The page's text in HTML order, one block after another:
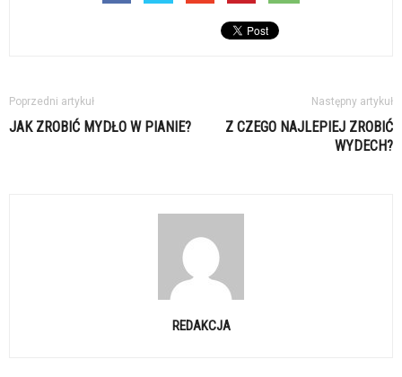
Poprzedni artykuł
JAK ZROBIĆ MYDŁO W PIANIE?
Następny artykuł
Z CZEGO NAJLEPIEJ ZROBIĆ
WYDECH?
REDAKCJA